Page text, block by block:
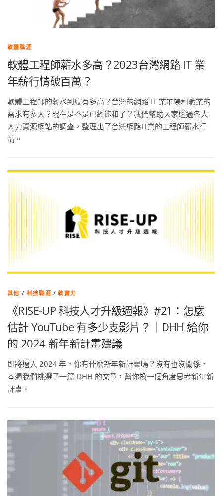
軟體職涯
軟體工程師薪水多高？2023台灣網路 IT 業
年薪行情破百萬？
軟體工程師的薪水到底有多高？台灣的網路 IT 業市場和職業的
需求有多大？現在是不是已經飽和了？我們幫助大家透過各大
人力資源網站的調查，整理出了台灣網路IT業的工程師薪水行
情。
其他 /科技職涯 /軟實力
《RISE-UP 科技人才升級週報》#21：怎麼
估計 YouTube 有多少支影片？｜DHH 給你
的 2024 新年新計畫建議
即將邁入 2024 年，你有什麼新年新計畫嗎？沒有也沒關係，
本週我們挑選了一篇 DHH 的文章，幫你換一個角度思考新年新
計畫。